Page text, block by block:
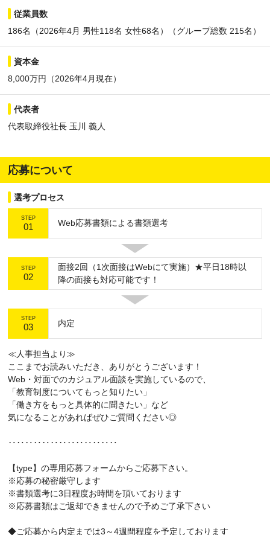
従業員数
186名（2026年4月 男性118名 女性68名）（グループ総数 215名）
資本金
8,000万円（2026年4月現在）
代表者
代表取締役社長 玉川 義人
応募について
選考プロセス
STEP
01 Web応募書類による書類選考
STEP
02
面接2回（1次面接はWebにて実施）★平日18時以
降の面接も対応可能です！
STEP
03 内定
≪人事担当より≫
ここまでお読みいただき、ありがとうございます！
Web・対面でのカジュアル面談を実施しているので、
「教育制度についてもっと知りたい」
「働き方をもっと具体的に聞きたい」など
気になることがあればぜひご質問ください◎
‥‥‥‥‥‥‥‥‥‥‥‥‥
【type】の専用応募フォームからご応募下さい。
※応募の秘密厳守します
※書類選考に3日程度お時間を頂いております
※応募書類はご返却できませんので予めご了承下さい
◆ご応募から内定までは3～4週間程度を予定しております